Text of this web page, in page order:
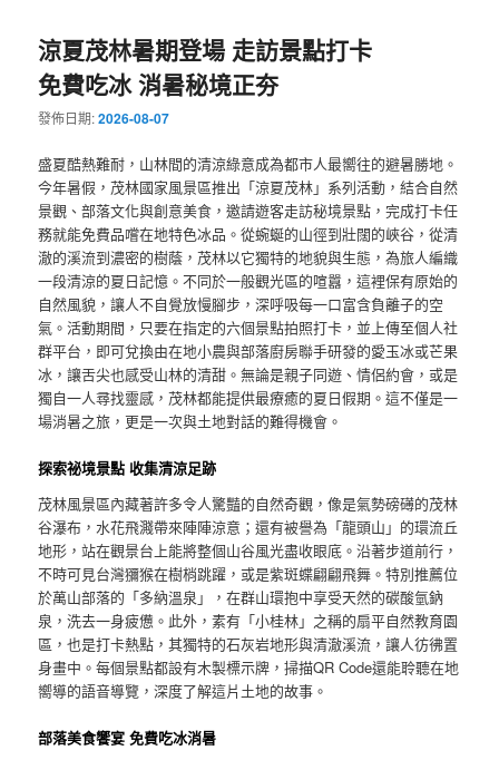
涼夏茂林暑期登場 走訪景點打卡
免費吃冰 消暑秘境正夯
發佈日期:2026-08-07
盛夏酷熱難耐，山林間的清涼綠意成為都市人最嚮往的避暑勝地。
今年暑假，茂林國家風景區推出「涼夏茂林」系列活動，結合自然
景觀、部落文化與創意美食，邀請遊客走訪秘境景點，完成打卡任
務就能免費品嚐在地特色冰品。從蜿蜒的山徑到壯闊的峽谷，從清
澈的溪流到濃密的樹蔭，茂林以它獨特的地貌與生態，為旅人編織
一段清涼的夏日記憶。不同於一般觀光區的喧囂，這裡保有原始的
自然風貌，讓人不自覺放慢腳步，深呼吸每一口富含負離子的空
氣。活動期間，只要在指定的六個景點拍照打卡，並上傳至個人社
群平台，即可兌換由在地小農與部落廚房聯手研發的愛玉冰或芒果
冰，讓舌尖也感受山林的清甜。無論是親子同遊、情侶約會，或是
獨自一人尋找靈感，茂林都能提供最療癒的夏日假期。這不僅是一
場消暑之旅，更是一次與土地對話的難得機會。
探索祕境景點 收集清涼足跡
茂林風景區內藏著許多令人驚豔的自然奇觀，像是氣勢磅礡的茂林
谷瀑布，水花飛濺帶來陣陣涼意；還有被譽為「龍頭山」的環流丘
地形，站在觀景台上能將整個山谷風光盡收眼底。沿著步道前行，
不時可見台灣獼猴在樹梢跳躍，或是紫斑蝶翩翩飛舞。特別推薦位
於萬山部落的「多納溫泉」，在群山環抱中享受天然的碳酸氫鈉
泉，洗去一身疲憊。此外，素有「小桂林」之稱的扇平自然教育園
區，也是打卡熱點，其獨特的石灰岩地形與清澈溪流，讓人彷彿置
身畫中。每個景點都設有木製標示牌，掃描QR Code還能聆聽在地
嚮導的語音導覽，深度了解這片土地的故事。
部落美食饗宴 免費吃冰消暑